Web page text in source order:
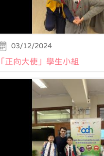
03/12/2024
「正向大使」學生小組